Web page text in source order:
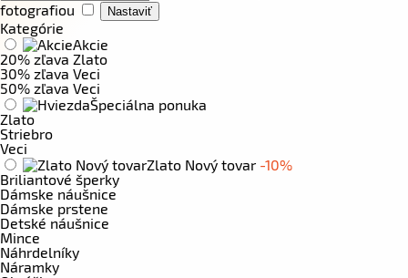
fotografiou
Kategórie
Akcie
20% zľava Zlato
30% zľava Veci
50% zľava Veci
Špeciálna ponuka
Zlato
Striebro
Veci
Zlato Nový tovar -10%
Briliantové šperky
Dámske náušnice
Dámske prstene
Detské náušnice
Mince
Náhrdelníky
Náramky